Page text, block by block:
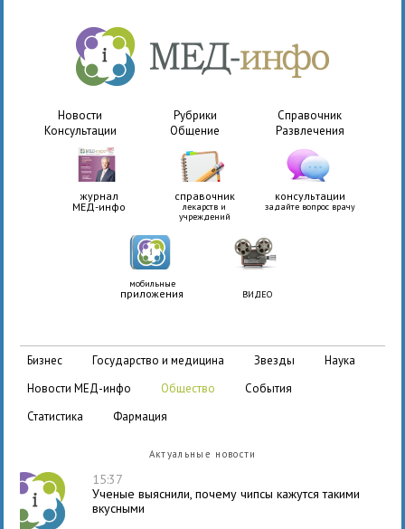
Новости Рубрики
Справочник
Консультации
Общение Развлечения
журнал
МЕД-инфо
справочник
лекарств и
учреждений
консультации
задайте вопрос врачу
мобильные
приложения ВИДЕО
бизнес государство и медицина звезды
наука
новости МЕД-инфо
общество
события
статистика
фармация
Актуальные новости
15:37
Ученые выяснили, почему чипсы кажутся такими
вкусными